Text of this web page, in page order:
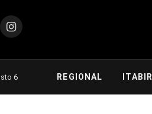
Instagram
6 REGIONAL